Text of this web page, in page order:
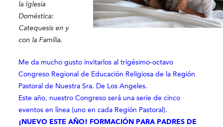
la Iglesia
Doméstica:
Catequesis en y
con la Familia.
Me da mucho gusto invitarlos al trigésimo-octavo
Congreso Regional de Educación Religiosa de la Región
Pastoral de Nuestra Sra. De Los Angeles.
Este año, nuestro Congreso será una serie de cinco
eventos en línea (uno en cada Región Pastoral).
¡NUEVO ESTE AÑO! FORMACIÓN PARA PADRES DE